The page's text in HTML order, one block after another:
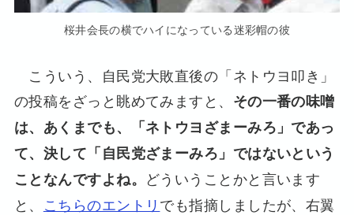
桜井会長の横でハイになっている迷彩帽の彼
こういう、自民党大敗直後の「ネトウヨ叩き」
の投稿をざっと眺めてみますと、 その一番の味噌
は、あくまでも、「ネトウヨざまーみろ」であっ
て、決して「自民党ざまーみろ」ではないという
ことなんですよね。 どういうことかと言います
と、 こちらのエントリでも指摘しましたが、右翼